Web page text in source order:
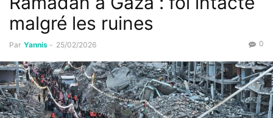
malgré les ruines
Par Yannis - 25/02/2026 0